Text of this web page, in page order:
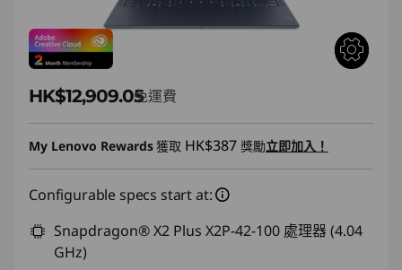
HK$12,909.05免運費
My Lenovo Rewards獲取 HK$387 獎勵立即加入！
Configurable specs start at:
Snapdragon® X2 Plus X2P-42-100 處理器 (4.04
GHz)